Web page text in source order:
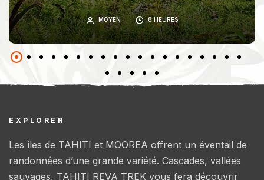
MOYEN 8 HEURES
EXPLORER
Les îles de TAHITI et MOOREA offrent un éventail de
randonnées d’une grande variété. Cascades, vallées
sauvages, TAHITI REVA TREK vous fera découvrir